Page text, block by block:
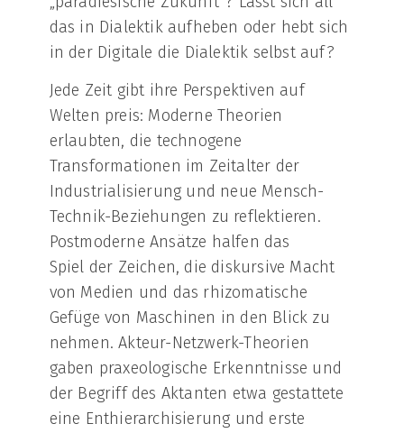
das in Dialektik aufheben oder hebt sich
in der Digitale die Dialektik selbst auf?
Jede Zeit gibt ihre Perspektiven auf
Welten preis: Moderne Theorien
erlaubten, die technogene
Transformationen im Zeitalter der
Industrialisierung und neue Mensch-
Technik-Beziehungen zu reflektieren.
Postmoderne Ansätze halfen das
Spiel der Zeichen, die diskursive Macht
von Medien und das rhizomatische
Gefüge von Maschinen in den Blick zu
nehmen. Akteur-Netzwerk-Theorien
gaben praxeologische Erkenntnisse und
der Begriff des Aktanten etwa gestattete
eine Enthierarchisierung und erste